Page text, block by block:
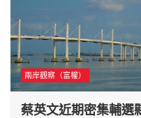
兩岸觀察（富權）
蔡英文近期密集輔選